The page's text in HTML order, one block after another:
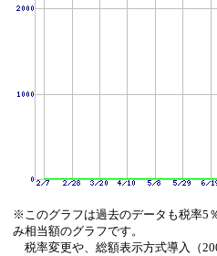
※このグラフは過去のデータも税率5
み相当額のグラフです。
税率変更や、総額表示方式導入（